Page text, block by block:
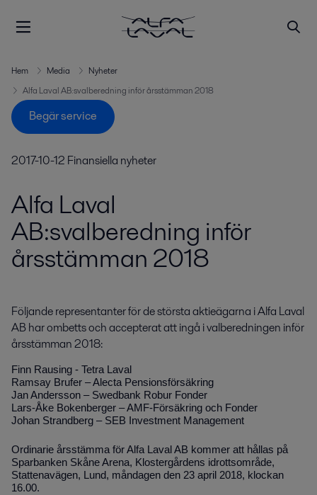
Hem Media
Nyheter
Alfa Laval AB:svalberedning inför årsstämman 2018
Begär service
2017-10-12 Finansiella nyheter
Alfa Laval
AB:svalberedning inför
årsstämman 2018
Följande representanter för de största aktieägarna i Alfa Laval
AB har ombetts och accepterat att ingå i valberedningen inför
årsstämman 2018:
Finn Rausing - Tetra Laval
Ramsay Brufer – Alecta Pensionsförsäkring
Jan Andersson – Swedbank Robur Fonder
Lars-Åke Bokenberger – AMF-Försäkring och Fonder
Johan Strandberg – SEB Investment Management
Ordinarie årsstämma för Alfa Laval AB kommer att hållas på
Sparbanken Skåne Arena, Klostergårdens idrottsområde,
Stattenavägen, Lund, måndagen den 23 april 2018, klockan
16.00.